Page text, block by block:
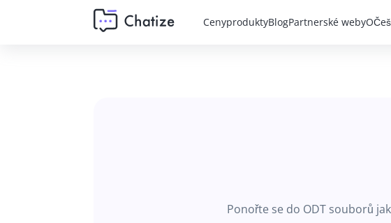
CenyproduktyBlogPartnerské webyO
Ponořte se do ODT souborů